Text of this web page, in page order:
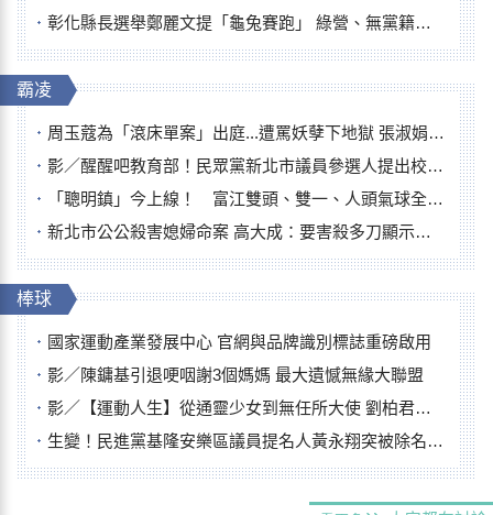
彰化縣長選舉鄭麗文提「龜兔賽跑」 綠營、無黨籍忙否認是烏龜
霸凌
周玉蔻為「滾床單案」出庭...遭罵妖孽下地獄 張淑娟批：舌頭殺人有罪
影／醒醒吧教育部！民眾黨新北市議員參選人提出校園反毒防線升級政見
「聰明鎮」今上線！ 富江雙頭、雙一、人頭氣球全登場
新北市公公殺害媳婦命案 高大成：要害殺多刀顯示怨恨深
棒球
國家運動產業發展中心 官網與品牌識別標誌重磅啟用
影／陳鏞基引退哽咽謝3個媽媽 最大遺憾無緣大聯盟
影／【運動人生】從通靈少女到無任所大使 劉柏君女裁判人生國際發光
生變！民進黨基隆安樂區議員提名人黃永翔突被除名 將另提他人